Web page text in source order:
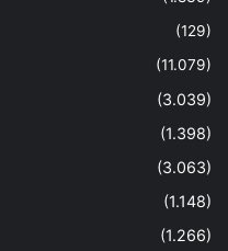
(129)
(11.079)
(3.039)
(1.398)
(3.063)
(1.148)
(1.266)